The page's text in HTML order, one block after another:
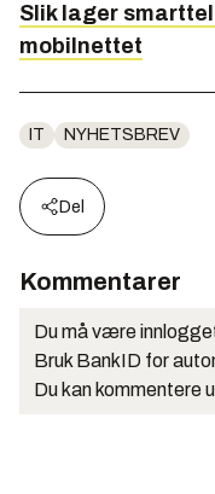
Slik lager
mobilnettet
IT NYHETSBREV
Del
Kommentarer
Du må være
Bruk BankID for
Du kan kommentere